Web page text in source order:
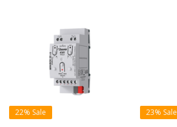
22% Sale 23% Sale